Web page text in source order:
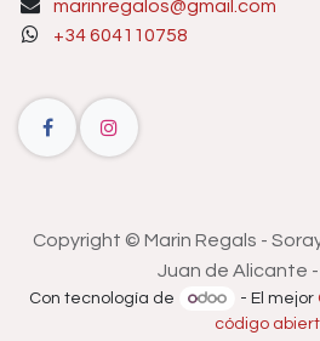
marinregalos@gmail.com
+34 604110758
Copyright © Marin Regals -
Juan de Alicante -
Con tecnología de - El mejor
código